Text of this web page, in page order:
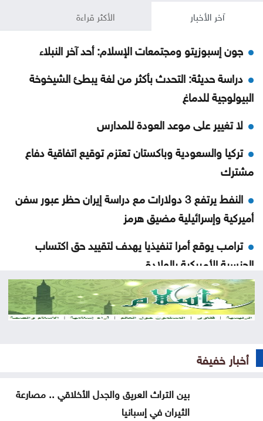
آخر الأخبار الأكثر قراءة
جون إسبوزيتو ومجتمعات الإسلام: أحد آخر النبلاء
دراسة حديثة: التحدث بأكثر من لغة يبطئ الشيخوخة
البيولوجية للدماغ
لا تغيير على موعد العودة للمدارس
تركيا والسعودية وباكستان تعتزم توقيع اتفاقية دفاع
مشترك
النفط يرتفع 3 دولارات مع دراسة إيران حظر عبور سفن
أميركية وإسرائيلية مضيق هرمز
ترامب يوقع أمرا تنفيذيا يهدف لتقييد حق اكتساب
الجنسية الأميركية بالولادة
التحالف بقيادة السعودية: إصابة 11 مدنيا في نجران جراء
هجمات حوثية
الشيباني: زعزعة الأمن لن تثنينا عن المضي في مسار
ترامب: أعتقد أن حرب إيران ستنتهي قريبا جدا
أخبار خفيفة
بين التراث العريق والجدل الأخلاقي .. مصارعة
الثيران في إسبانيا